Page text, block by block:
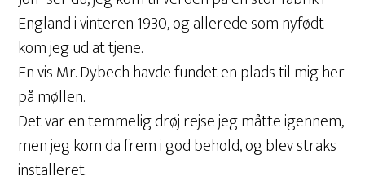
England i vinteren 1930, og allerede som nyfødt
kom jeg ud at tjene.
En vis Mr. Dybech havde fundet en plads til mig her
på møllen.
Det var en temmelig drøj rejse jeg måtte igennem,
men jeg kom da frem i god behold, og blev straks
installeret.